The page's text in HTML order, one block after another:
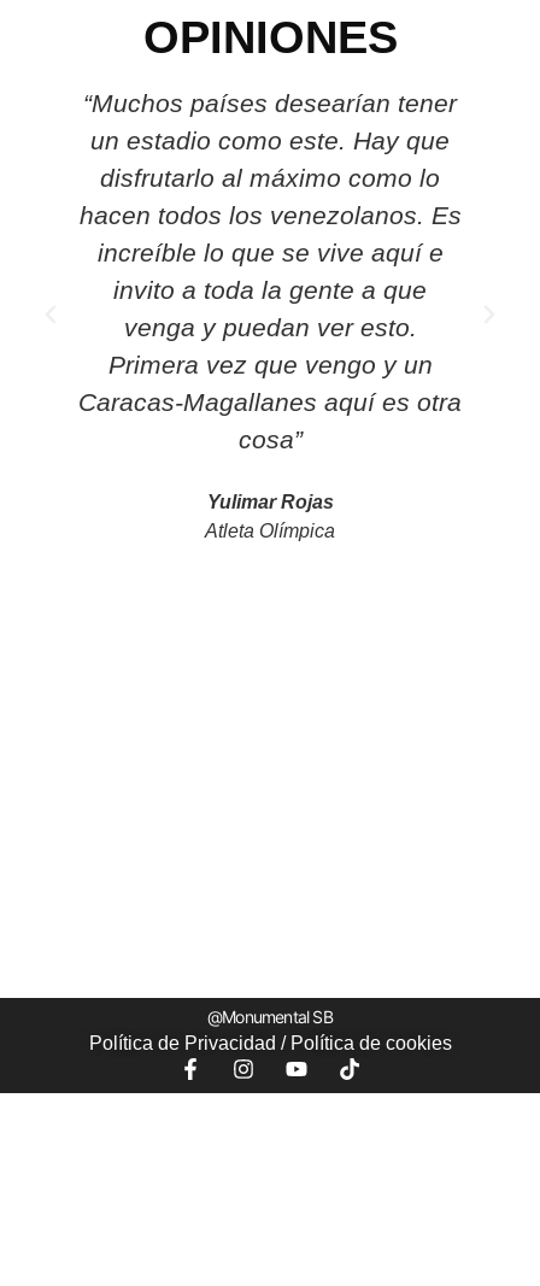
OPINIONES
“Muchos países desearían tener
un estadio como este. Hay que
disfrutarlo al máximo como lo
hacen todos los venezolanos. Es
increíble lo que se vive aquí e
invito a toda la gente a que
venga y puedan ver esto.
Primera vez que vengo y un
Caracas-Magallanes aquí es otra
cosa”
Yulimar Rojas
Atleta Olímpica
@Monumental SB
Política de Privacidad / Política decookies